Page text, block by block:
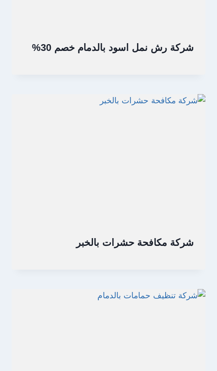
شركة رش نمل اسود بالدمام خصم 30%
شركة مكافحة حشرات بالخبر